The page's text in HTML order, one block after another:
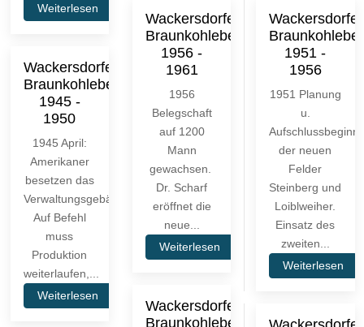
Weiterlesen
Wackersdorfer
Braunkohlebergbau
1956 -
1961
1956
Belegschaft
auf 1200
Mann
gewachsen.
Dr. Scharf
eröffnet die
neue...
Weiterlesen
Wackersdorfer
1951 -
1956
1951 Planung
u.
Aufschlussbeginn
der neuen
Felder
Steinberg und
Loiblweiher.
Einsatz des
zweiten...
Weiterlesen
Wackersdorfer
Braunkohlebergbau
1945 -
1950
1945 April:
Amerikaner
besetzen das
Verwaltungsgebäude.
Auf Befehl
muss
Produktion
weiterlaufen,...
Weiterlesen
Wackersdorfer
Braunkohlebergbau